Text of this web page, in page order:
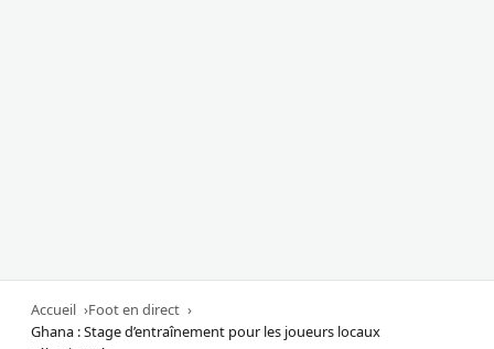
Accueil
Foot en direct
Ghana : Stage d’entraînement pour les joueurs locaux